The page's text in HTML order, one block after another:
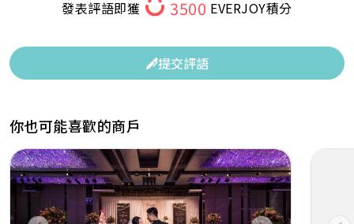
發表評語即獲
3500 EVERJOY積分
提交評語
你也可能喜歡的商戶